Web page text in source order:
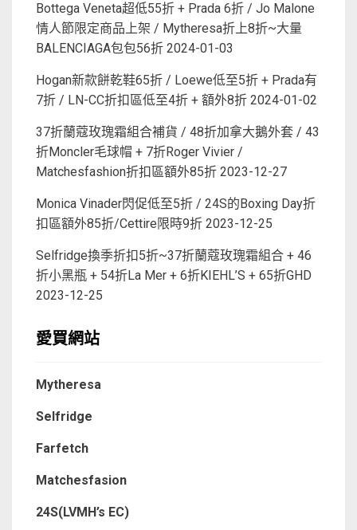
Bottega Veneta超低55折 + Prada 6折 / Jo Malone
情人節限定商品上架 / Mytheresa折上8折~大量
BALENCIAGA包包56折 2024-01-03
Hogan新款餅乾鞋65折 / Loewe低至5折 + Prada有
7折 / LN-CC折扣區低至4折 + 額外8折 2024-01-02
37折蘭蔻玫瑰霜組合補貨 / 48折加拿大鵝外套 / 43
折Moncler毛球帽 + 7折Roger Vivier /
Matchesfashion折扣區額外85折 2023-12-27
Monica Vinader閃促低至5折 / 24S的Boxing Day折
扣區額外85折/Cettire限時9折 2023-12-25
Selfridge換季折扣5折~37折蘭蔻玫瑰霜組合 + 46
折小黑瓶 + 54折La Mer + 6折KIEHL’S + 65折GHD
2023-12-25
愛買網站
Mytheresa
Selfridge
Farfetch
Matchesfasion
24S(LVMH’s EC)